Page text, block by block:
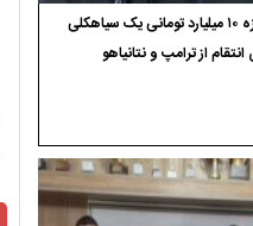
جایزه ۱۰ میلیارد تومانی یک سیاهکلی
انتقام از ترامپ و نتانیاهو